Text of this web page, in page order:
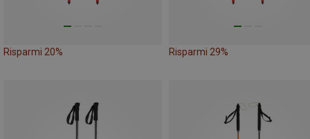
Risparmi 20% Risparmi 29%